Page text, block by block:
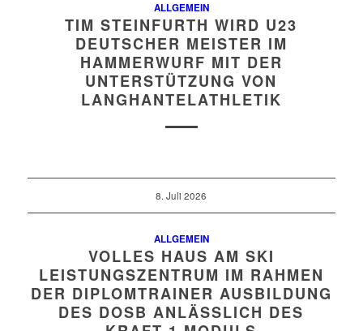
ALLGEMEIN
TIM STEINFURTH WIRD U23
DEUTSCHER MEISTER IM
HAMMERWURF MIT DER
UNTERSTÜTZUNG VON
LANGHANTELATHLETIK
8. Juli 2026
ALLGEMEIN
VOLLES HAUS AM SKI
LEISTUNGSZENTRUM IM RAHMEN
DER DIPLOMTRAINER AUSBILDUNG
DES DOSB ANLÄSSLICH DES